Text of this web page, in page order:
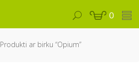
0
Produkti ar birku “Opium”